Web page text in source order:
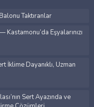
Taktıranlar
Eşyalarınızı
İklime Dayanıklı, Uzman
Sert Ayazında ve